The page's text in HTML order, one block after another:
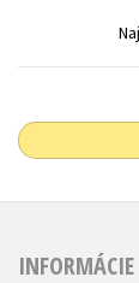
INFORMÁCIE